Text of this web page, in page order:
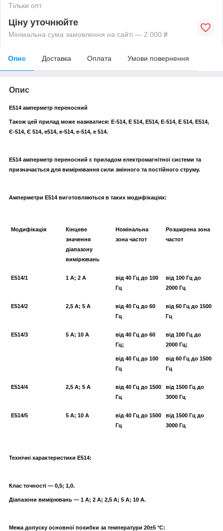
Тільки опт
Ціну уточнюйте
Мінімальна сума замовлення на сайті — 2 000 ₴
Опис Доставка Оплата Умови повернення
Опис
Е514 амперметр переносний
Також цей прилад може називатися: Е-514, Е 514, Е514, Е-514, Е 514, Е514,
Є-514, Є 514, e514, e-514, e-514, e 514.
Е514 амперметр переносний є приладом електромагнітної системи та
призначається для вимірювання сили змінного та постійного струму.
Амперметри Е514 виготовляються в таких модифікаціях:
Модифікація
Кінцеве
значення
діапазону
вимірювань
Номінальна
зона частот
Розширена зона
частот
Е514/1 1 А; 2 А
від 40 Гц до 100
Гц
від 100 Гц до
2000 Гц
Е514/2 2,5 А; 5 А
від 40 Гц до 60
Гц
від 60 Гц до 1500
Гц
Е514/3 5 А; 10 А
від 40 Гц до 60
Гц;
від 40 Гц до 100
Гц
від 100 Гц до
2000 Гц;
від 60 Гц до 1500
Гц
Е514/4 2,5 А; 5 А
від 40 Гц до 1500
Гц
від 1500 Гц до
3000 Гц
Е514/5 5 А; 10 А
від 40 Гц до 1500
Гц
від 1500 Гц до
3000 Гц
Технічні характеристики Е514:
Клас точності — 0,5; 1,0.
Діапазони вимірювань — 1 А; 2 А; 2,5 А; 5 А; 10 А.
Межа допуску основної похибки за температури 20±5 °C: